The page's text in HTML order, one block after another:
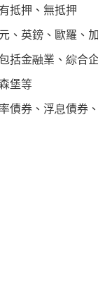
抵押、無抵押
、英鎊、歐羅、
括金融業、綜合
堡等
債券、浮息債券